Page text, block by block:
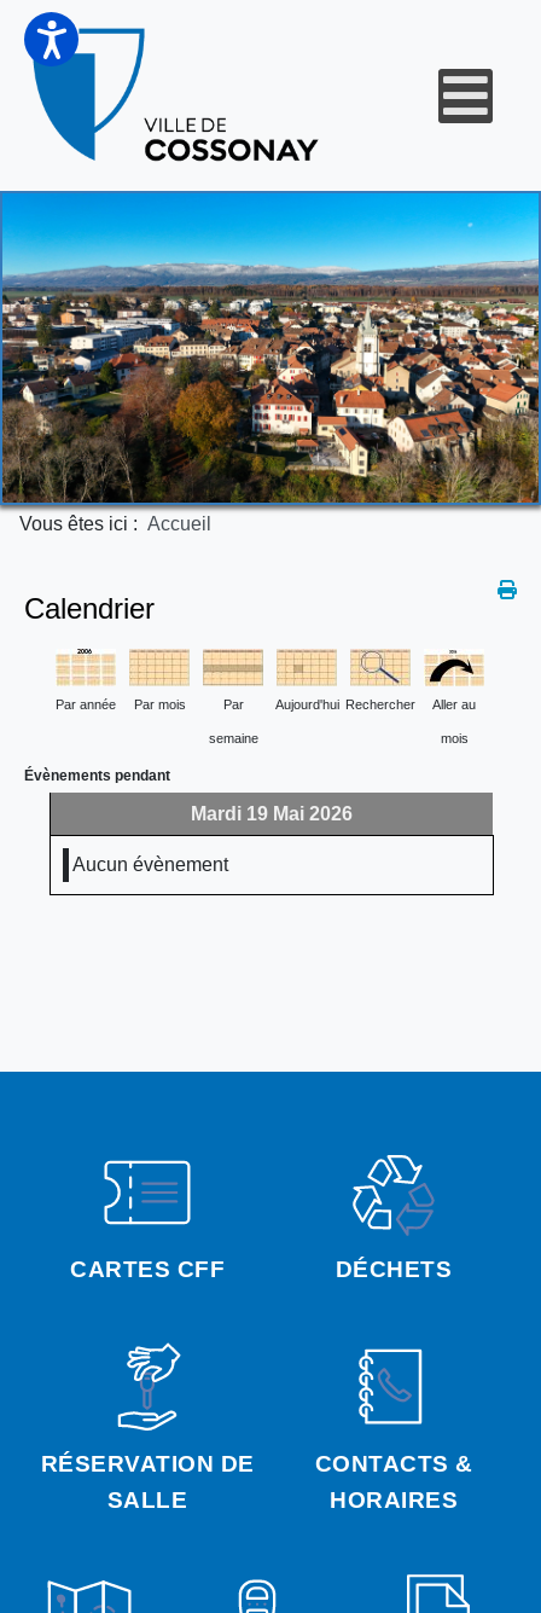
Vous êtes ici : Accueil
CARTES CFF DÉCHETS
RÉSERVATION DE
SALLE
CONTACTS &
HORAIRES
Calendrier
Par année Par mois Par
semaine
Aujourd'hui Rechercher Aller au
mois
Évènements pendant
Mardi 19 Mai 2026
Aucun évènement